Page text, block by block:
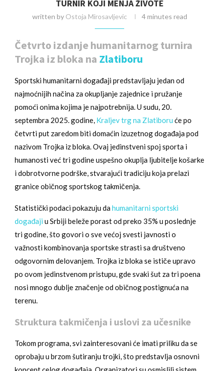
TURNIR KOJI MENJA ŽIVOTE
written by Ostoja Mirosavljevic 4 minutes read
Četvrto izdanje humanitarnog turnira
Trojka iz bloka na Zlatiboru
Sportski humanitarni događaji predstavljaju jedan od
najmoćnijih načina za okupljanje zajednice i pružanje
pomoći onima kojima je najpotrebnija. U sudu, 20.
septembra 2025. godine, Kraljev trg na Zlatiboru će po
četvrti put zaredom biti domaćin izuzetnog događaja pod
nazivom Trojka iz bloka. Ovaj jedinstveni spoj sporta i
humanosti već tri godine uspešno okuplja ljubitelje košarke
i dobrotvorne podrške, stvarajući tradiciju koja prelazi
granice običnog sportskog takmičenja.
Statistički podaci pokazuju dahumanitarni sportski
događaji u Srbiji beleže porast od preko 35% u poslednje
tri godine, što govori o sve većoj svesti javnosti o
važnosti kombinovanja sportske strasti sa društveno
odgovornim delovanjem. Trojka iz bloka se ističe upravo
po ovom jedinstvenom pristupu, gde svaki šut za tri poena
nosi mnogo dublje značenje od običnog postignuća na
terenu.
Struktura takmičenja i uslovi za učesnike
Tokom programa, svi zainteresovani će imati priliku da se
oprobaju u brzom šutiranju trojki, što predstavlja osnovni